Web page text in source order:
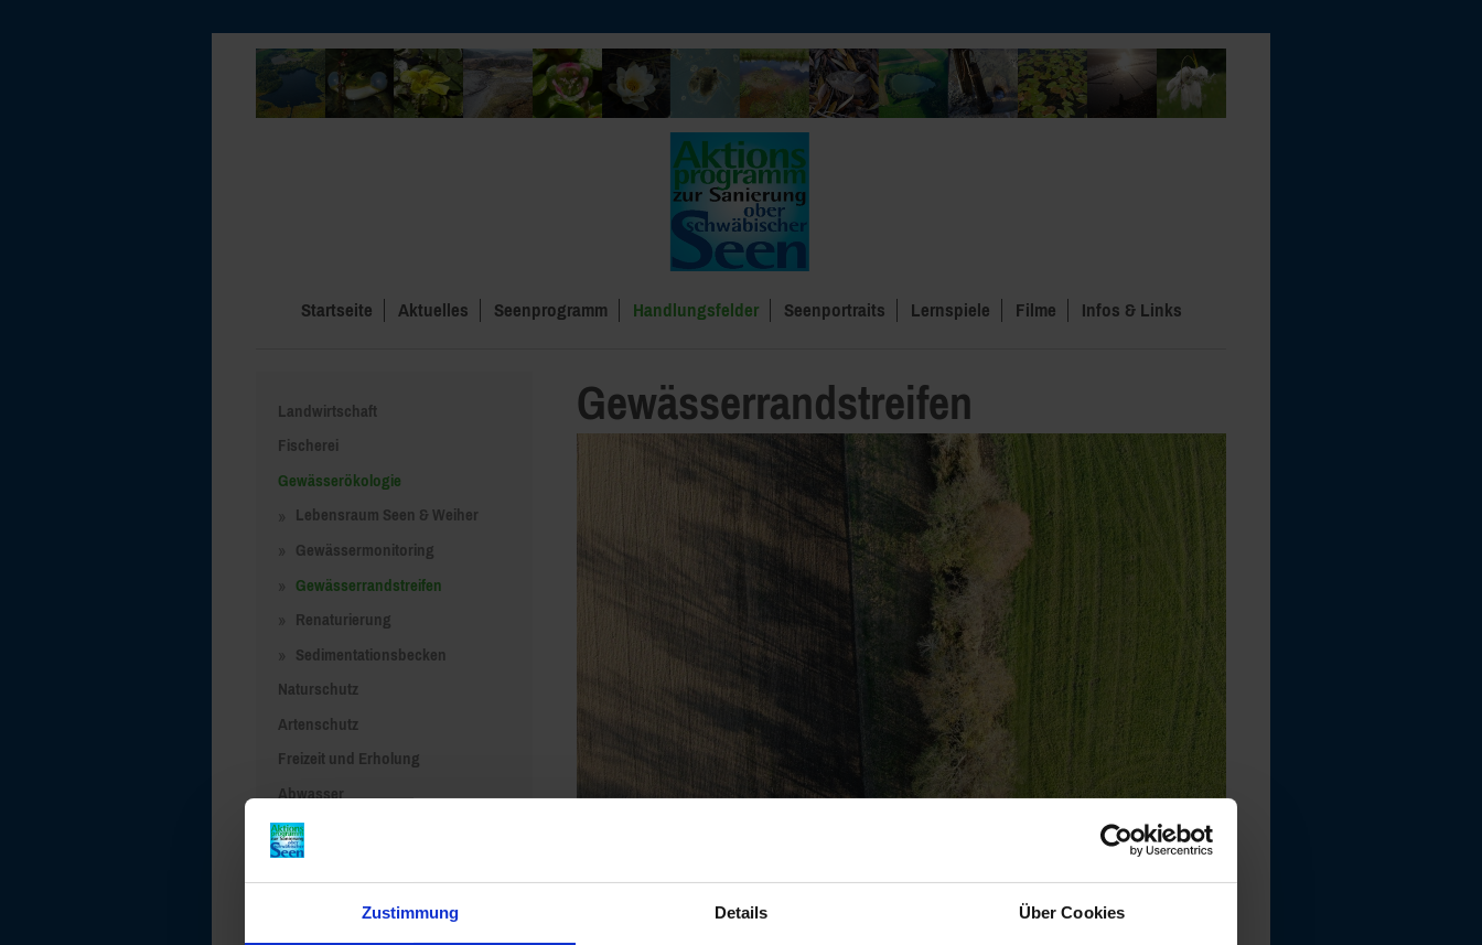
Zustimmung Details Über Cookies
Startseite Aktuelles Seenprogramm Handlungsfelder Seenportraits Lernspiele Filme Infos & Links
Gewässerrandstreifen
Verbesserung des Mikroklimas,
Landwirtschaft
Fischerei
Gewässerökologie
Lebensraum Seen & Weiher
Gewässermonitoring
Gewässerrandstreifen
Renaturierung
Sedimentationsbecken
Naturschutz
Artenschutz
Freizeit und Erholung
Abwasser